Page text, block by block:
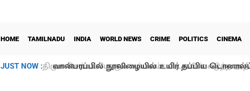
HOME TAMILNADU INDIA WORLD NEWS CRIME POLITICS CINEMA
JUST NOW : வான்பரப்பில் நூலிழையில் உயிர் தப்பிய டொனால்ட்